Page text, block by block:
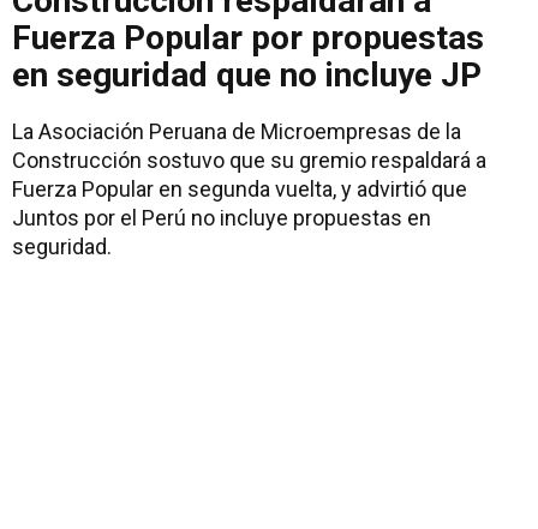
Fuerza Popular por propuestas
en seguridad que no incluye JP
La Asociación Peruana de Microempresas de la
Construcción sostuvo que su gremio respaldará a
Fuerza Popular en segunda vuelta, y advirtió que
Juntos por el Perú no incluye propuestas en
seguridad.